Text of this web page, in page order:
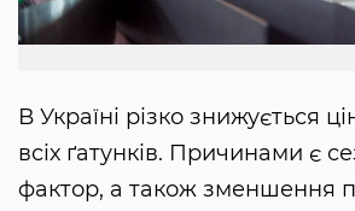
В Україні різко знижується
всіх ґатунків. Причинами є
фактор, а також зменшення